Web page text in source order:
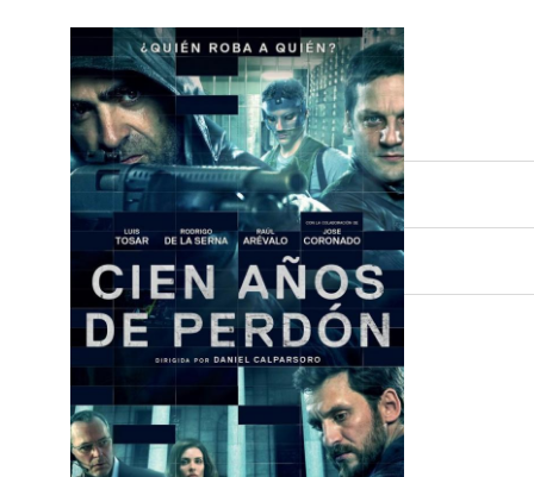
FITXA TÈCNICA
Direcció:
Daniel Calparsoro
Guió:
Jorge Guerricaechevarría
Intèrprets:
Luis Tosar
Raúl Arévalo
Marian Álvarez
Nani Jiménez
Rodrigo de la Serna
José Coronado
Patricia Vico